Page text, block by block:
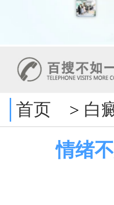
首页 > 白
情绪